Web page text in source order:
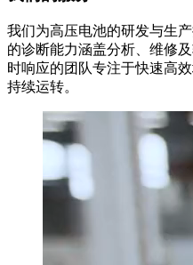
我们为高压电池的研发与生
的诊断能力涵盖分析、维修
时响应的团队专注于快速高
持续运转。